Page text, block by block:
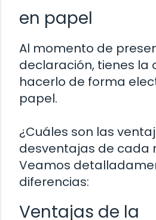
en papel
Al momento de
declaración, tienes la
hacerlo de forma
papel.
¿Cuáles son las
desventajas de cada
Veamos
diferencias:
Ventajas de la